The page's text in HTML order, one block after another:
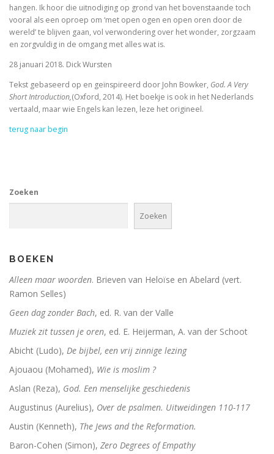
hangen. Ik hoor die uitnodiging op grond van het bovenstaande toch
vooral als een oproep om ‘met open ogen en open oren door de
wereld’ te blijven gaan, vol verwondering over het wonder, zorgzaam
en zorgvuldig in de omgang met alles wat is.
28 januari 2018. Dick Wursten
Tekst gebaseerd op en geïnspireerd door John Bowker, God. A Very
Short Introduction,(Oxford, 2014). Het boekje is ook in het Nederlands
vertaald, maar wie Engels kan lezen, leze het origineel.
terug naar begin
Zoeken
Zoeken
BOEKEN
Alleen maar woorden. Brieven van Heloïse en Abelard (vert.
Ramon Selles)
Geen dag zonder Bach, ed. R. van der Valle
Muziek zit tussen je oren, ed. E. Heijerman, A. van der Schoot
Abicht (Ludo), De bijbel, een vrij zinnige lezing
Ajouaou (Mohamed), Wie is moslim ?
Aslan (Reza), God. Een menselijke geschiedenis
Augustinus (Aurelius), Over de psalmen. Uitweidingen 110-117
Austin (Kenneth), The Jews and the Reformation.
Baron-Cohen (Simon), Zero Degrees of Empathy